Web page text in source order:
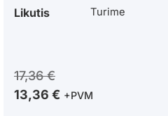
Likutis Turime
17,36€
13,36 € +PVM